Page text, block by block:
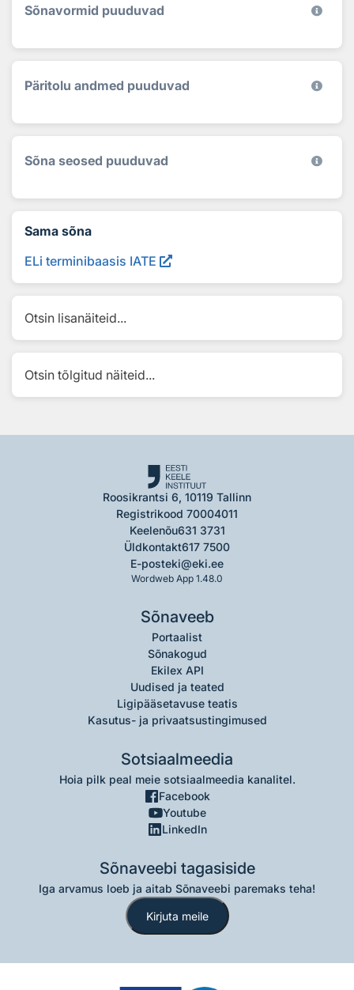
Sõnavormid puuduvad
Päritolu andmed puuduvad
Sõna seosed puuduvad
Sama sõna
ELi terminibaasis IATE
Otsin lisanäiteid...
Otsin tõlgitud näiteid...
Roosikrantsi 6, 10119 Tallinn
Registrikood 70004011
Keelenõu631 3731
Üldkontakt617 7500
E-posteki@eki.ee
Wordweb App 1.48.0
Sõnaveeb
Portaalist
Sõnakogud
Ekilex API
Uudised ja teated
Ligipääsetavuse teatis
Kasutus- ja privaatsustingimused
Sotsiaalmeedia
Hoia pilk peal meie sotsiaalmeedia kanalitel.
Facebook
Youtube
LinkedIn
Sõnaveebi tagasiside
Iga arvamus loeb ja aitab Sõnaveebi paremaks teha!
Kirjuta meile